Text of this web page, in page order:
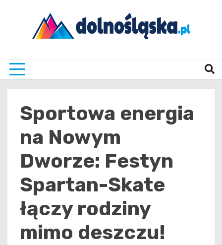
Sportowa energia
na Nowym
Dworze: Festyn
Spartan-Skate
łączy rodziny
mimo deszczu!